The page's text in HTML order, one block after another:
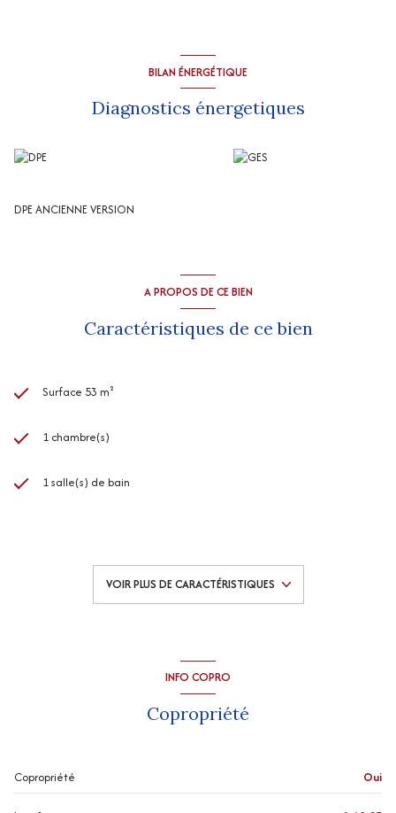
BILAN ÉNERGÉTIQUE
Diagnostics énergetiques
DPE ANCIENNE VERSION
A PROPOS DE CE BIEN
Caractéristiques de ce bien
Surface 53 m²
1 chambre(s)
1 salle(s) de bain
ascenseur
VOIR PLUS DE CARACTÉRISTIQUES
INFO COPRO
Copropriété
Copropriété Oui